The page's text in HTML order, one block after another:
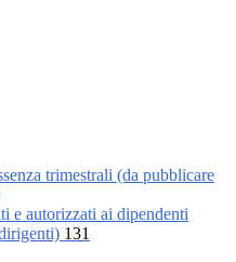
trimestrali (da pubblicare
e autorizzati ai dipendenti
131